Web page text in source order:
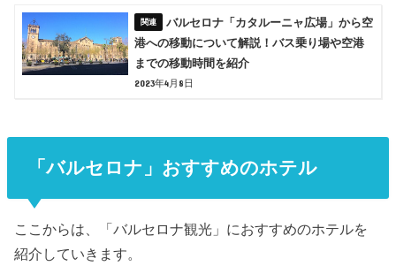
バルセロナ「カタルーニャ広場」から空
港への移動について解説！バス乗り場や空港
までの移動時間を紹介
2023年4月8日
「バルセロナ」おすすめのホテル
ここからは、「バルセロナ観光」におすすめのホテルを
紹介していきます。